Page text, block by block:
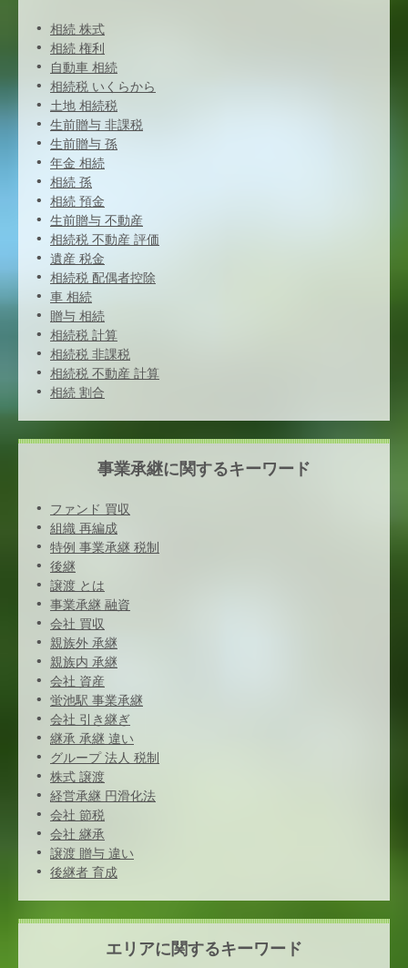
相続 株式
相続 権利
自動車 相続
相続税 いくらから
土地 相続税
生前贈与 非課税
生前贈与 孫
年金 相続
相続 孫
相続 預金
生前贈与 不動産
相続税 不動産 評価
遺産 税金
相続税 配偶者控除
車 相続
贈与 相続
相続税 計算
相続税 非課税
相続税 不動産 計算
相続 割合
事業承継に関するキーワード
ファンド 買収
組織 再編成
特例 事業承継 税制
後継
譲渡 とは
事業承継 融資
会社 買収
親族外 承継
親族内 承継
会社 資産
蛍池駅 事業承継
会社 引き継ぎ
継承 承継 違い
グループ 法人 税制
株式 譲渡
経営承継 円滑化法
会社 節税
会社 継承
譲渡 贈与 違い
後継者 育成
エリアに関するキーワード